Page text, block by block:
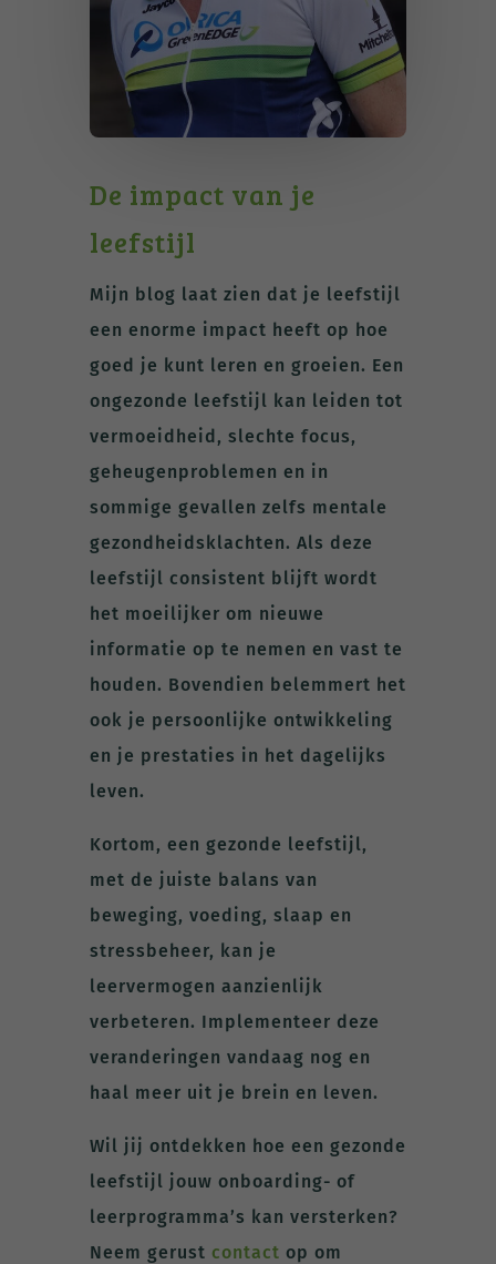
De impact van je
leefstijl
Mijn blog laat zien dat je leefstijl
een enorme impact heeft op hoe
goed je kunt leren en groeien. Een
ongezonde leefstijl kan leiden tot
vermoeidheid, slechte focus,
geheugenproblemen en in
sommige gevallen zelfs mentale
gezondheidsklachten. Als deze
leefstijl consistent blijft wordt
het moeilijker om nieuwe
informatie op te nemen en vast te
houden. Bovendien belemmert het
ook je persoonlijke ontwikkeling
en je prestaties in het dagelijks
leven.
Kortom, een gezonde leefstijl,
met de juiste balans van
beweging, voeding, slaap en
stressbeheer, kan je
leervermogen aanzienlijk
verbeteren. Implementeer deze
veranderingen vandaag nog en
haal meer uit je brein en leven.
Wil jij ontdekken hoe een gezonde
leefstijl jouw onboarding- of
leerprogramma’s kan versterken?
Neem gerust contact op om